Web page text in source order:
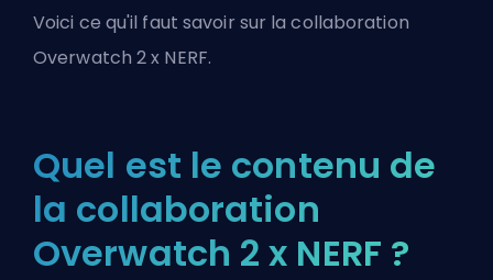
Voici ce qu'il faut savoir sur la collaboration
Overwatch 2x NERF.
Quel est le contenu de
la collaboration
Overwatch 2 x NERF ?